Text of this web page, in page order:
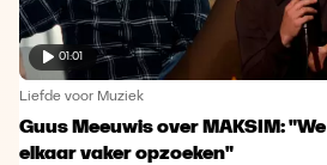
01:01
Liefde voor Muziek
Guus Meeuwis over MAKSIM:
elkaar vaker opzoeken"